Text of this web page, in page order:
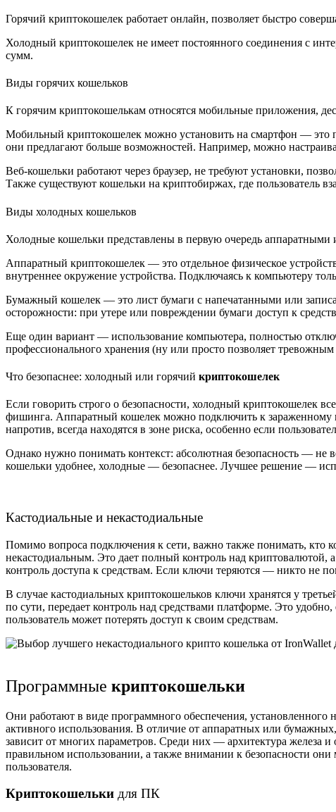
Горячий криптокошелек работает онлайн, позволяет быстро
Холодный криптокошелек не имеет постоянного соединения с
сумм.
Виды горячих кошельков
К горячим криптокошелькам относятся мобильные приложения,
Мобильный криптокошелек можно установить на смартфон — это
они предлагают больше возможностей. Например, можно
Веб-кошельки работают через браузер, не требуют установки,
Также существуют кошельки на криптобиржах, где пользователь
Виды холодных кошельков
Холодные кошельки представлены в первую очередь
Аппаратный криптокошелек — это отдельное физическое
внутреннее окружение устройства. Подключаясь к компьютеру
Бумажный кошелек — это лист бумаги с напечатанными или
осторожности: при утере или повреждении бумаги доступ к
Еще один вариант — использование компьютера, полностью
профессионального хранения (ну или просто позволяет
Что безопаснее: холодный или горячий криптокошелек
Если говорить строго о безопасности, холодный криптокошелек
фишинга. Аппаратный кошелек можно подключить к зараженному
напротив, всегда находятся в зоне риска, особенно если
Однако нужно понимать контекст: абсолютная безопасность — не
кошельки удобнее, холодные — безопаснее. Лучшее решение —
Кастодиальные и некастодиальные
Помимо вопроса подключения к сети, важно также понимать, кто
некастодиальным. Это дает полный контроль над криптовалютой,
контроль доступа к средствам. Если ключи теряются — никто не
В случае кастодиальных криптокошельков ключи хранятся у
по сути, передает контроль над средствами платформе. Это
пользователь может потерять доступ к своим средствам.
Программные криптокошельки
Они работают в виде программного обеспечения, установленного
активного использования. В отличие от аппаратных или
зависит от многих параметров. Среди них — архитектура железа
правильном использовании, а также внимании к безопасности
пользователя.
Криптокошельки для ПК